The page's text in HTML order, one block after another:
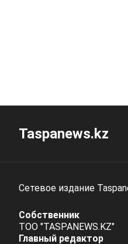
Taspanews.kz
Сетевое издание
Собственник
ТОО "TASPANEWS.KZ"
Главный редактор